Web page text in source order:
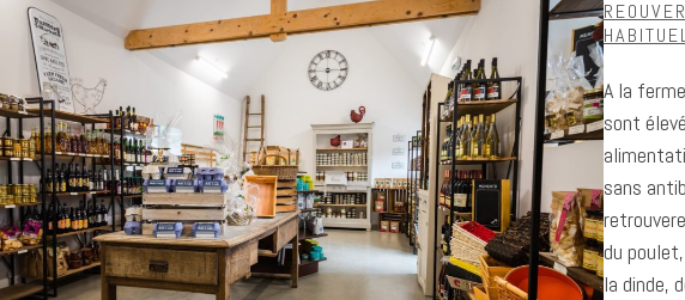
A la
sont
sans
du
la dinde,